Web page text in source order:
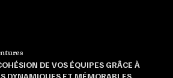
DE VOS ÉQUIPES GRÂCE À